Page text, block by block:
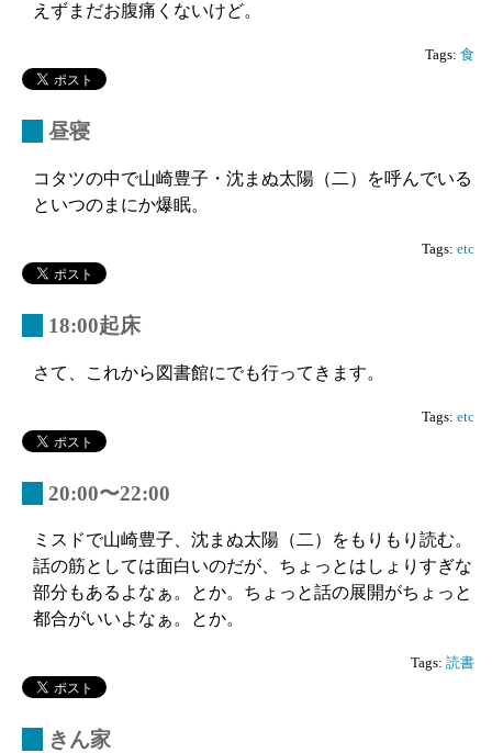
えずまだお腹痛くないけど。
Tags: 食
昼寝
コタツの中で山崎豊子・沈まぬ太陽（二）を呼んでいる
といつのまにか爆眠。
Tags: etc
18:00起床
さて、これから図書館にでも行ってきます。
Tags: etc
20:00〜22:00
ミスドで山崎豊子、沈まぬ太陽（二）をもりもり読む。
話の筋としては面白いのだが、ちょっとはしょりすぎな
部分もあるよなぁ。とか。ちょっと話の展開がちょっと
都合がいいよなぁ。とか。
Tags: 読書
きん家